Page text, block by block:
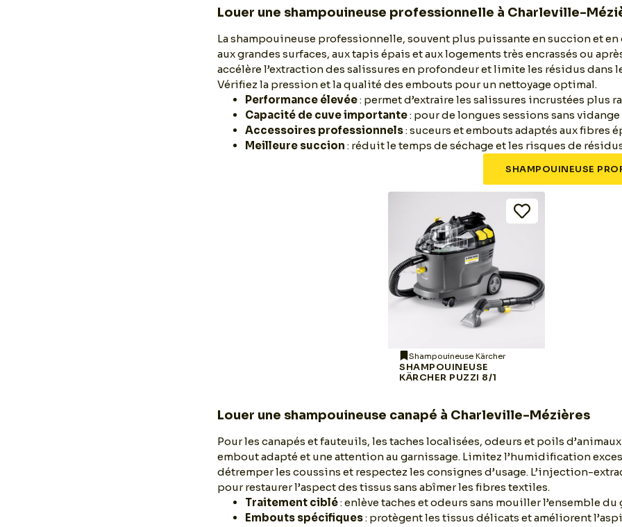
Louer une shampouineuse professionnelle à Charleville-
La shampouineuse professionnelle, souvent plus puissante en succion et
aux grandes surfaces, aux tapis épais et aux logements très encrassés ou
accélère l’extraction des salissures en profondeur et limite les résidus dans
Vérifiez la pression et la qualité des embouts pour un nettoyage optimal.
Performance élevée: permet d’extraire les salissures incrustées plus
Capacité de cuve importante: pour de longues sessions sans
Accessoires professionnels: suceurs et embouts adaptés aux fibres
Meilleure succion : réduit le temps de séchage et les risques de
SHAMPOUINEUSE
Shampouineuse Kärcher
SHAMPOUINEUSE
KÄRCHER PUZZI 8/1
Louer une shampouineuse canapé à Charleville-Mézières
Pour les canapés et fauteuils, les taches localisées, odeurs et poils
embout adapté et une attention au garnissage. Limitez l’humidification
détremper les coussins et respectez les consignes d’usage. L’injection-
pour restaurer l’aspect des tissus sans abîmer les fibres textiles.
Traitement ciblé: enlève taches et odeurs sans mouiller l’ensemble du
Embouts spécifiques: protègent les tissus délicats et améliorent